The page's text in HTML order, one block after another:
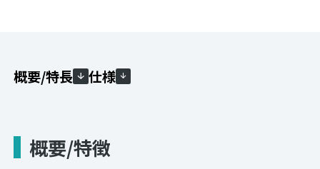
概要/特長 仕様
概要/特徴